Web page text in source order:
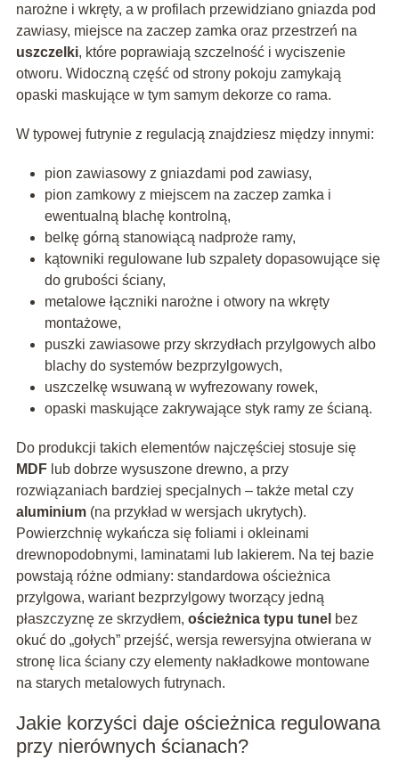
narożne i wkręty, a w profilach przewidziano gniazda pod
zawiasy, miejsce na zaczep zamka oraz przestrzeń na
uszczelki, które poprawiają szczelność i wyciszenie
otworu. Widoczną część od strony pokoju zamykają
opaski maskujące w tym samym dekorze co rama.
W typowej futrynie z regulacją znajdziesz między innymi:
pion zawiasowy z gniazdami pod zawiasy,
pion zamkowy z miejscem na zaczep zamka i
ewentualną blachę kontrolną,
belkę górną stanowiącą nadproże ramy,
kątowniki regulowane lub szpalety dopasowujące się
do grubości ściany,
metalowe łączniki narożne i otwory na wkręty
montażowe,
puszki zawiasowe przy skrzydłach przylgowych albo
blachy do systemów bezprzylgowych,
uszczelkę wsuwaną w wyfrezowany rowek,
opaski maskujące zakrywające styk ramy ze ścianą.
Do produkcji takich elementów najczęściej stosuje się
MDFlub dobrze wysuszone drewno, a przy
rozwiązaniach bardziej specjalnych – także metal czy
aluminium(na przykład w wersjach ukrytych).
Powierzchnię wykańcza się foliami i okleinami
drewnopodobnymi, laminatami lub lakierem. Na tej bazie
powstają różne odmiany: standardowa ościeżnica
przylgowa, wariant bezprzylgowy tworzący jedną
płaszczyznę ze skrzydłem, ościeżnica typu tunel bez
okuć do „gołych” przejść, wersja rewersyjna otwierana w
stronę lica ściany czy elementy nakładkowe montowane
na starych metalowych futrynach.
Jakie korzyści daje ościeżnica regulowana
przy nierównych ścianach?